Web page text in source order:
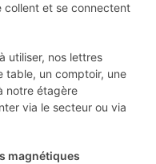
collent et se connectent
utiliser, nos lettres
table, un comptoir, une
notre étagère
via le secteur ou via
magnétiques